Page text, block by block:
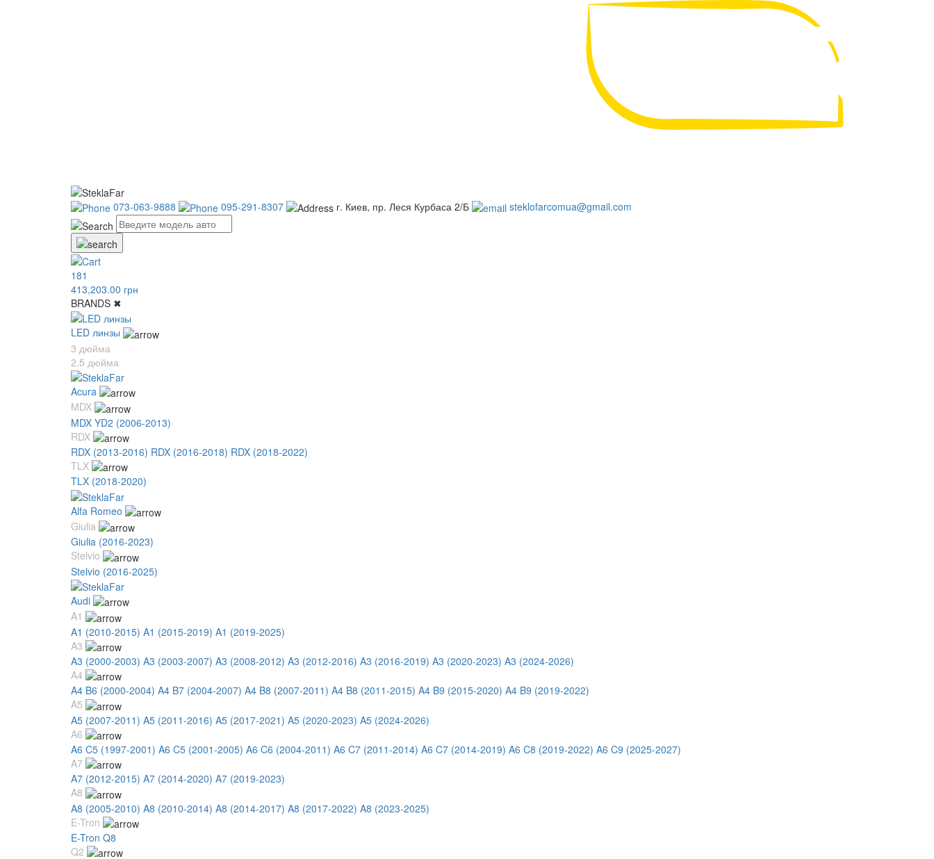
073-063-9888 095-291-8307 г. Киев, пр. Леся Курбаса 2/Б steklofarcomua@gmail.com
181
413,203.00 грн
BRANDS ✖
LED линзы
3 дюйма
2.5 дюйма
Acura
MDX
MDX YD2 (2006-2013)
RDX
RDX (2013-2016) RDX (2016-2018) RDX (2018-2022)
TLX
TLX (2018-2020)
Alfa Romeo
Giulia
Giulia (2016-2023)
Stelvio
Stelvio (2016-2025)
Audi
A1
A1 (2010-2015) A1 (2015-2019) A1 (2019-2025)
A3
A3 (2000-2003) A3 (2003-2007) A3 (2008-2012) A3 (2012-2016) A3 (2016-2019) A3 (2020-2023) A3 (2024-2026)
A4
A4 B6 (2000-2004) A4 B7 (2004-2007) A4 B8 (2007-2011) A4 B8 (2011-2015) A4 B9 (2015-2020) A4 B9 (2019-2022)
A5
A5 (2007-2011) A5 (2011-2016) A5 (2017-2021) A5 (2020-2023) A5 (2024-2026)
A6
A6 C5 (1997-2001) A6 C5 (2001-2005) A6 C6 (2004-2011) A6 C7 (2011-2014) A6 C7 (2014-2019) A6 C8 (2019-2022) A6 C9 (2025-2027)
A7
A7 (2012-2015) A7 (2014-2020) A7 (2019-2023)
A8
A8 (2005-2010) A8 (2010-2014) A8 (2014-2017) A8 (2017-2022) A8 (2023-2025)
E-Tron
E-Tron Q8
Q2